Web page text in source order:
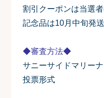
割引クーポンは当選
記念品は10月中旬発送
◆審査方法◆
サニーサイドマリー
投票形式